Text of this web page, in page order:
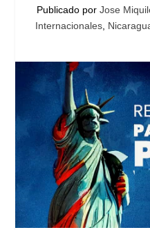
Publicado por Jose
Internacionales,